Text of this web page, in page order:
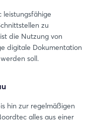
zu
die Nutzung von
digitale Dokumentation
soll.
hin zur regelmäßigen
alles aus einer